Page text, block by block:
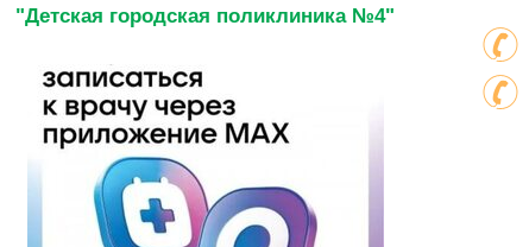
"Детская городская поликлиника №4"